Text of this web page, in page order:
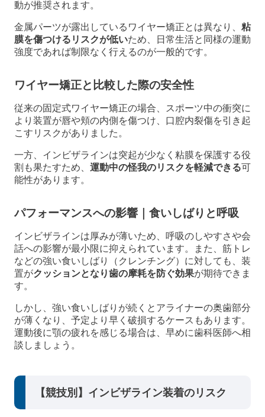
動が推奨されます。
金属パーツが露出しているワイヤー矯正とは異なり、 粘
膜を傷つけるリスクが低いため、日常生活と同様の運動
強度であれば制限なく行えるのが一般的です。
ワイヤー矯正と比較した際の安全性
従来の固定式ワイヤー矯正の場合、スポーツ中の衝突に
より装置が唇や頬の内側を傷つけ、口腔内裂傷を引き起
こすリスクがありました。
一方、インビザラインは突起が少なく粘膜を保護する役
割も果たすため、 運動中の怪我のリスクを軽減できる可
能性があります。
パフォーマンスへの影響｜食いしばりと呼吸
インビザラインは厚みが薄いため、呼吸のしやすさや会
話への影響が最小限に抑えられています。また、筋トレ
などの強い食いしばり（クレンチング）に対しても、装
置がクッションとなり歯の摩耗を防ぐ効果が期待できま
す。
しかし、強い食いしばりが続くとアライナーの奥歯部分
が薄くなり、予定より早く破損するケースもあります。
運動後に顎の疲れを感じる場合は、早めに歯科医師へ相
談しましょう。
【競技別】インビザライン装着のリスク